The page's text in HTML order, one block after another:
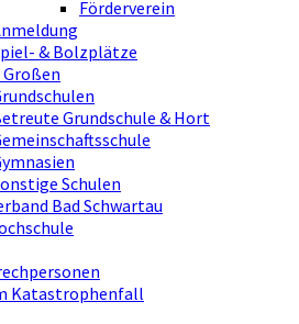
Förderverein
& Bolzplätze
Großen
Grundschule & Hort
Schulen
Bad Schwartau
Katastrophenfall